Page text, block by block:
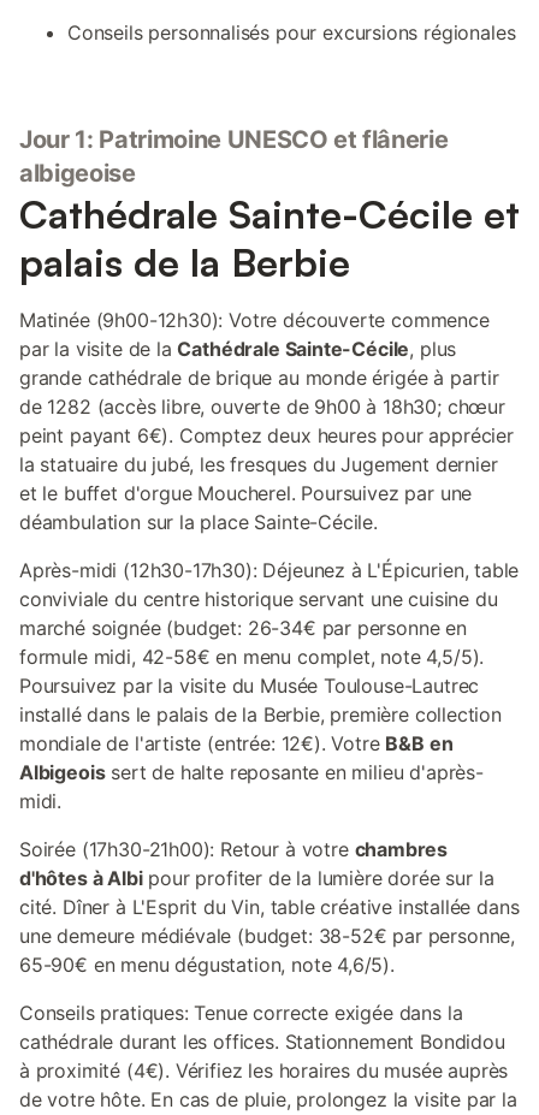
Conseils personnalisés pour excursions régionales
Jour 1: Patrimoine UNESCO et flânerie
albigeoise
Cathédrale Sainte-Cécile et
palais de la Berbie
Matinée (9h00-12h30): Votre découverte commence
par la visite de laCathédrale Sainte-Cécile, plus
grande cathédrale de brique au monde érigée à partir
de 1282 (accès libre, ouverte de 9h00 à 18h30; chœur
peint payant 6€). Comptez deux heures pour apprécier
la statuaire du jubé, les fresques du Jugement dernier
et le buffet d'orgue Moucherel. Poursuivez par une
déambulation sur la place Sainte-Cécile.
Après-midi (12h30-17h30): Déjeunez à L'Épicurien, table
conviviale du centre historique servant une cuisine du
marché soignée (budget: 26-34€ par personne en
formule midi, 42-58€ en menu complet, note 4,5/5).
Poursuivez par la visite du Musée Toulouse-Lautrec
installé dans le palais de la Berbie, première collection
mondiale de l'artiste (entrée: 12€). Votre B&B en
Albigeoissert de halte reposante en milieu d'après-
midi.
Soirée (17h30-21h00): Retour à votre chambres
d'hôtes à Albipour profiter de la lumière dorée sur la
cité. Dîner à L'Esprit du Vin, table créative installée dans
une demeure médiévale (budget: 38-52€ par personne,
65-90€ en menu dégustation, note 4,6/5).
Conseils pratiques: Tenue correcte exigée dans la
cathédrale durant les offices. Stationnement Bondidou
à proximité (4€). Vérifiez les horaires du musée auprès
de votre hôte. En cas de pluie, prolongez la visite par la